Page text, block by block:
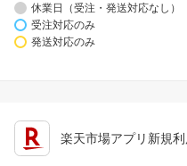
休業日（受注・発送対応なし）
受注対応のみ
発送対応のみ
楽天市場アプリ新規